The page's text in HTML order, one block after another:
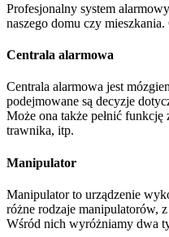
Profesjonalny system
naszego domu czy
Centrala alarmowa
Centrala alarmowa jest
podejmowane są decyzje
Może ona także pełnić
trawnika, itp.
Manipulator
Manipulator to urządzenie
różne rodzaje manipulatorów,
Wśród nich wyróżniamy dwa